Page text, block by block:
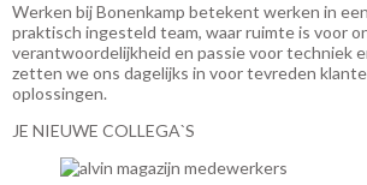
Werken bij Bonenkamp betekent werken in
praktisch ingesteld team, waar ruimte is voor
verantwoordelijkheid en passie voor techniek
zetten we ons dagelijks in voor tevreden
oplossingen.
JE NIEUWE COLLEGA`S